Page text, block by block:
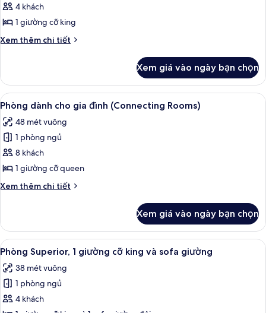
giường,
ban
công
Suite,
1
ngủ,
4 khách
1 giường cỡ king
Xem thêm chi tiết
Chi
Phòng
Suite,
1
phòng
ngủ,
ban
công
Xem giá vào ngày bạn chọn
Xem
tất
cả
ảnh
Phòng
dành
cho
gia
(Connecting
Rooms)
Bộ đồ giường kháng dị ứng, két bảo
7
Phòng dành cho gia đình (Connecting Rooms)
48 mét vuông
1 phòng ngủ
8 khách
1 giường cỡ queen
Xem thêm chi tiết
Chi
Phòng
dành
cho
đình
(Connecting
Rooms)
Xem giá vào ngày bạn chọn
Xem
tất
cả
ảnh
Phòng
Phòng Superior, 1 giường cỡ king
9
Phòng Superior, 1 giường cỡ king và sofa giường
38 mét vuông
1 phòng ngủ
4 khách